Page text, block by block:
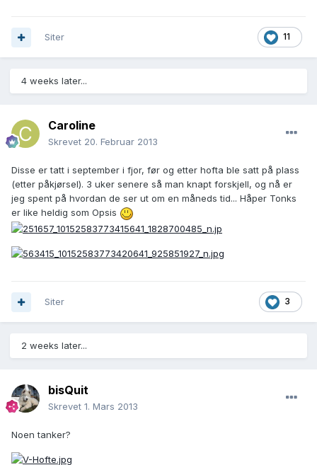
11
Siter
4 weeks later...
Caroline
Skrevet 20. Februar 2013
Disse er tatt i september i fjor, før og etter hofta ble satt på plass
(etter påkjørsel). 3 uker senere så man knapt forskjell, og nå er
jeg spent på hvordan de ser ut om en måneds tid... Håper Tonks
er like heldig som Opsis
3
Siter
2 weeks later...
bisQuit
Skrevet 1. Mars 2013
Noen tanker?